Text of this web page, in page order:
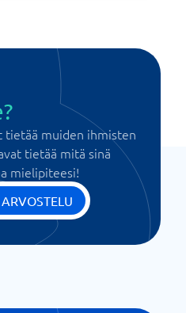
tietää muiden ihmisten
tietää mitä sinä
mielipiteesi!